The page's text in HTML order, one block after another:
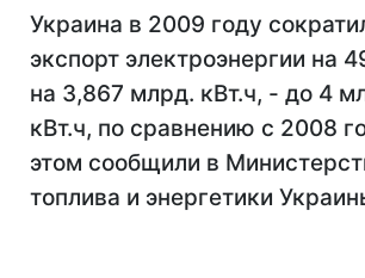
Украина в 2009 году
экспорт электроэнергии на
на 3,867 млрд. кВт.ч, - до 4
кВт.ч, по сравнению с 2008
этом сообщили в
топлива и энергетики